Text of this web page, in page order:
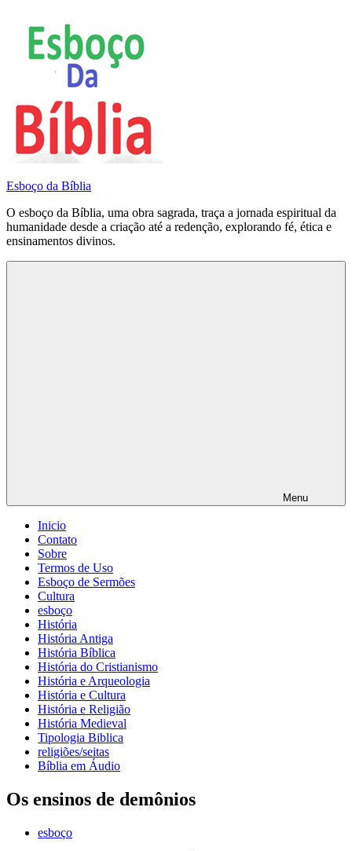
conteúdo
Esboço da Bíblia
O esboço da Bíblia, uma obra sagrada, traça a jornada espiritual da
humanidade desde a criação até a redenção, explorando fé, ética e
ensinamentos divinos.
Menu
Inicio
Contato
Sobre
Termos de Uso
Esboço de Sermões
Cultura
esboço
História
História Antiga
História Bíblica
História do Cristianismo
História e Arqueologia
História e Cultura
História e Religião
História Medieval
Tipologia Biblica
religiões/seitas
Bíblia em Áudio
Os ensinos de demônios
esboço